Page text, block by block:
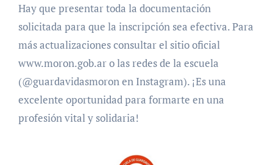
Hay que presentar toda la documentación
solicitada para que la inscripción sea efectiva. Para
más actualizaciones consultar el sitio oficial
www.moron.gob.ar o las redes de la escuela
(@guardavidasmoron en Instagram). ¡Es una
excelente oportunidad para formarte en una
profesión vital y solidaria!